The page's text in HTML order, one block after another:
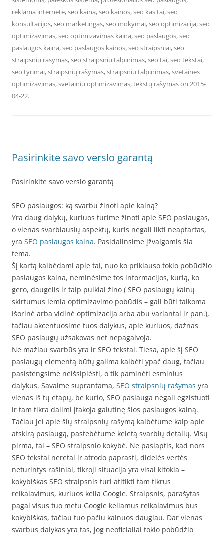
reklama internete,seo kaina,seo kainos,seo kas tai,seo
konsultacijos,seo marketingas,seo mokymai,seo optimizacija,seo
optimizavimas,seo optimizavimas kaina,seo paslaugos,seo
paslaugos kaina,seo paslaugos kainos,seo straipsniai,seo
straipsniu rasymas,seo straipsniu talpinimas,seo tai,seo tekstai,
seo tyrimai,straipsnių rašymas,straipsniu talpinimas,svetaines
optimizavimas,svetainiu optimizavimas,tekstų rašymason 2015-
04-22.
Pasirinkite savo verslo garantą
Pasirinkite savo verslo garantą
SEO paslaugos: ką svarbu žinoti apie kainą?
Yra daug dalykų, kuriuos turime žinoti apie SEO paslaugas,
o vienas svarbiausių aspektų, kuris negali likti neaptartas,
yra SEO paslaugos kaina. Pasidalinsime įžvalgomis šia
tema.
Šį kartą kalbėdami apie tai, nuo ko priklauso tokio pobūdžio
paslaugos kaina, neminėsime tos informacijos, kurią, ko
gero, daugelis ir taip puikiai žino ( SEO paslaugų kainų
skirtumus lemia optimizavimo pobūdis – gali būti taikoma
išorinė arba vidinė optimizacija arba abu variantai ir pan.),
tačiau akcentuosime tuos dalykus, apie kuriuos, dažnas
SEO paslaugų užsakovas net nepagalvoja.
Ne mažiau svarbūs yra ir SEO tekstai. Tiesa, apie šį SEO
paslaugų elementą būtų galima kalbėti ypač daug, tačiau
pasistengsime neišsiplėsti, o tik paminėti esminius
dalykus. Savaime suprantama, SEO straipsnių rašymas yra
vienas iš tų etapų, be kurio, SEO paslauga negali egzistuoti
ir tam tikra dalimi įtakoja galutinę šios paslaugos kainą.
Tačiau jei apie šių straipsnių rašymą kalbėtume kaip apie
atskirą paslaugą, pastebėtume keletą svarbių detalių. Visų
pirma, tai – SEO straipsnio kokybė. Ne paslaptis, kad nors
SEO tekstai neretai ir atrodo paprasti, didelės vertės
neturintys rašiniai, tikroji situacija yra visai kitokia –
kokybiškas SEO straipsnis turi atitikti tam tikrus
reikalavimus, kuriuos kelia Google. Straipsnis, parašytas
pagal visus tuo metu Google keliamus reikalavimus bus
kokybiškas, tačiau tuo pačiu kainuos daugiau. Dar vienas
svarbus dalykas yra tas, jog neoficialiai tokio pobūdžio